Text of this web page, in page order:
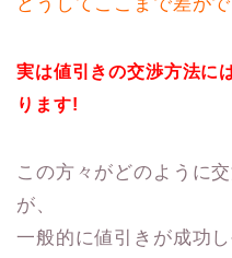
実は値引きの交渉方法に
ります!
この方々がどのように
が、
一般的に値引きが成功